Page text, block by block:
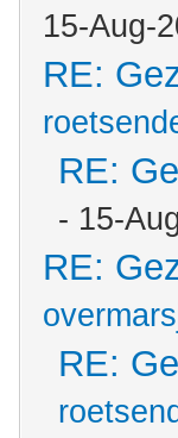
15-Aug-
RE:
RE:
- 15-
RE:
RE: